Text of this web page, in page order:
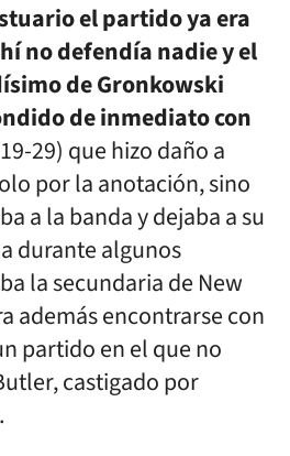
el partido ya era
no defendía nadie y el
de Gronkowski
de inmediato con
29) que hizo daño a
por la anotación, sino
a la banda y dejaba a su
durante algunos
la secundaria de New
además encontrarse con
partido en el que no
castigado por